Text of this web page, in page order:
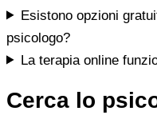
Esistono opzioni
psicologo?
La terapia online
Cerca lo